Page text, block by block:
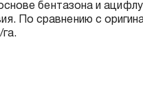
бентазона и
По сравнению с